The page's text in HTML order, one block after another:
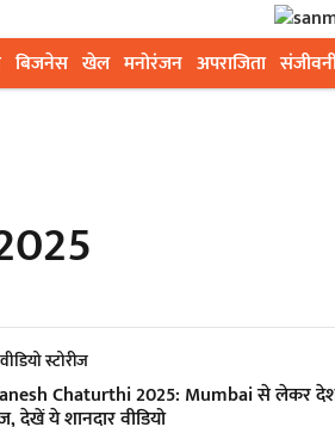
बिजनेस खेल मनोरंजन अपराजिता
वीडियो स्टोरीज
Chaturthi 2025: Mumbai से लेकर
देखें ये शानदार वीडियो